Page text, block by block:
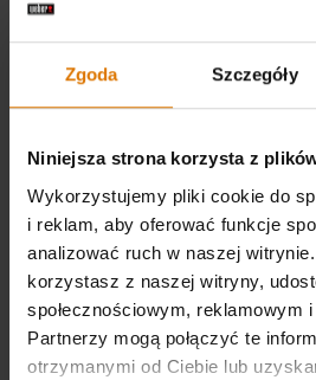
Zgoda Szczegóły
Niniejsza strona korzysta z
Wykorzystujemy pliki cookie do
i reklam, aby oferować funkcje
analizować ruch w naszej
korzystasz z naszej witryny,
społecznościowym, reklamowym
Partnerzy mogą połączyć te
otrzymanymi od Ciebie lub
wykonania. Solidne materiał
będziemy korzystać przez
Jaki grill gazowy
Na rynku możemy spotkać
gazowych. Wśród nich
grill Genesis II SP-335 GBS
renomowanego